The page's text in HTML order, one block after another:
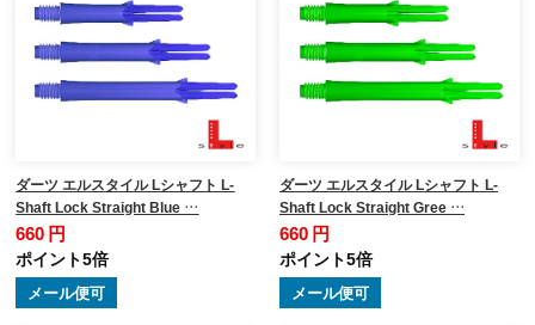
ダーツ エルスタイル Lシャフト L-
Shaft Lock Straight Blue …
660 円
ポイント5倍
メール便可
ダーツ エルスタイル Lシャフト L-
Shaft Lock Straight Gree …
660 円
ポイント5倍
メール便可